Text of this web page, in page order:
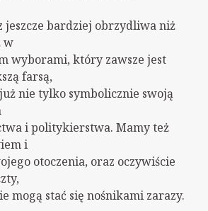
jeszcze bardziej obrzydliwa niż
w
wyborami, który zawsze jest
farsą,
nie tylko symbolicznie swoją
i politykierstwa. Mamy też
i
otoczenia, oraz oczywiście
mogą stać się nośnikami zarazy.